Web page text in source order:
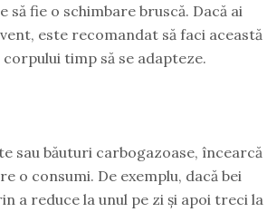
fie o schimbare bruscă. Dacă ai
este recomandat să faci această
timp să se adapteze.
sau băuturi carbogazoase, încearcă
o consumi. De exemplu, dacă bei
a reduce la unul pe zi și apoi treci la